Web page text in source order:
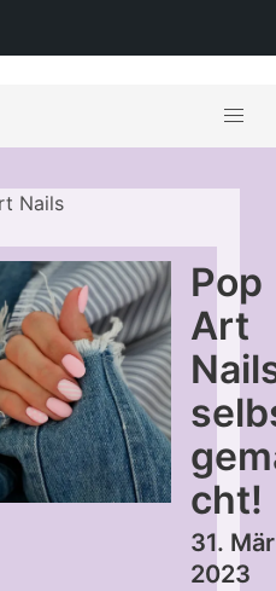
Nails
Pop
Art
cht!
31.
2023